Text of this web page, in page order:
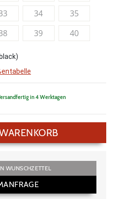
34
35
39 40
in 4 Werktagen
WUNSCHZETTEL